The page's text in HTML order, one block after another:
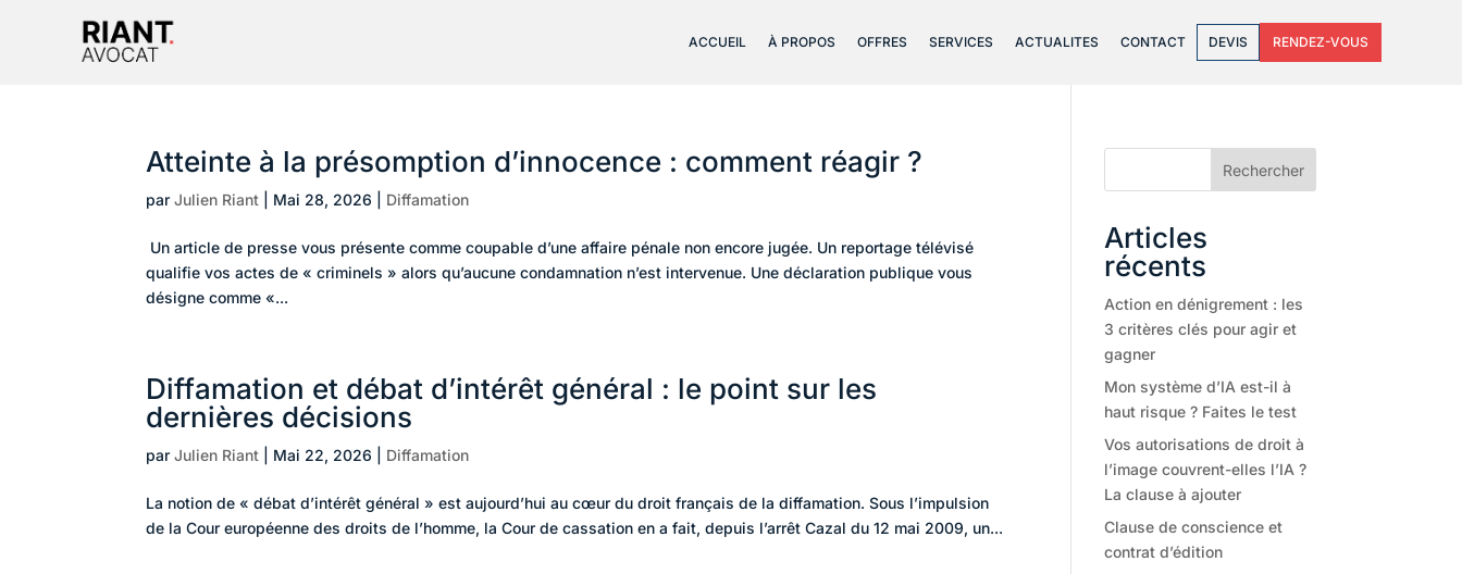
ACCUEIL À PROPOS OFFRES SERVICES ACTUALITES CONTACT DEVIS RENDEZ-VOUS
Atteinte à la présomption d’innocence : comment réagir ?
parJulien Riant Mai 28, 2026 Diffamation
Un article de presse vous présente comme coupable d’une affaire pénale non encore jugée. Un reportage télévisé
qualifie vos actes de « criminels » alors qu’aucune condamnation n’est intervenue. Une déclaration publique vous
désigne comme «...
Diffamation et débat d’intérêt général : le point sur les
dernières décisions
parJulien Riant Mai 22, 2026 Diffamation
La notion de « débat d’intérêt général » est aujourd’hui au cœur du droit français de la diffamation. Sous l’impulsion
de la Cour européenne des droits de l’homme, la Cour de cassation en a fait, depuis l’arrêt Cazal du 12 mai 2009, un...
Rechercher
Articles
récents
Action en dénigrement : les
3 critères clés pour agir et
gagner
Mon système d’IA est-il à
haut risque ? Faites le test
Vos autorisations de droit à
l’image couvrent-elles l’IA ?
La clause à ajouter
Clause de conscience et
contrat d’édition